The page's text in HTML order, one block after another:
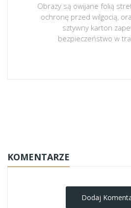
Obrazy są owijane folią
ochronę przed wilgocią,
sztywny karton
bezpieczeństwo w
KOMENTARZE
Dodaj